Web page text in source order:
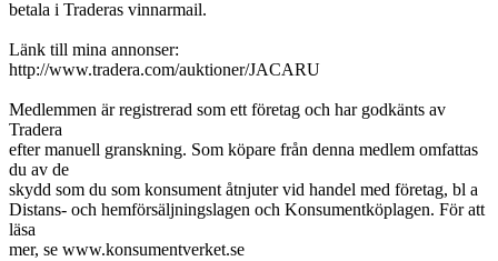
betala i Traderas vinnarmail.
Länk till mina annonser:
http://www.tradera.com/auktioner/JACARU
Medlemmen är registrerad som ett företag och har godkänts av
Tradera
efter manuell granskning. Som köpare från denna medlem omfattas
du av de
skydd som du som konsument åtnjuter vid handel med företag, bl a
Distans- och hemförsäljningslagen och Konsumentköplagen. För att
läsa
mer, se www.konsumentverket.se